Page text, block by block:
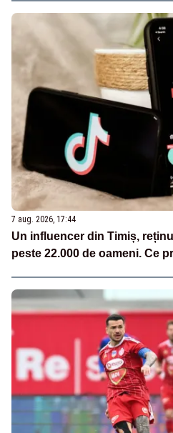
7 aug. 2026, 17:44
Un influencer din Timiș,
peste 22.000 de oameni. Ce